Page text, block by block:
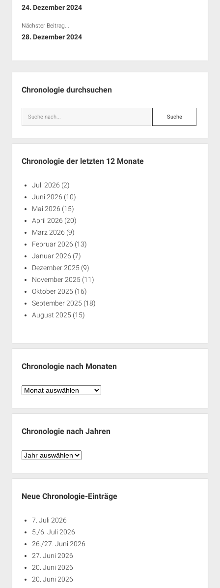
24. Dezember 2024
Nächster Beitrag...
28. Dezember 2024
Chronologie durchsuchen
Suche
Chronologie der letzten 12 Monate
Juli 2026 (2)
Juni 2026 (10)
Mai 2026 (15)
April 2026 (20)
März 2026 (9)
Februar 2026 (13)
Januar 2026 (7)
Dezember 2025 (9)
November 2025 (11)
Oktober 2025 (16)
September 2025 (18)
August 2025 (15)
Chronologie nach Monaten
Chronologie
Monaten
Chronologie nach Jahren
Chronologie
Jahren
Neue Chronologie-Einträge
7. Juli 2026
5./6. Juli 2026
26./27. Juni 2026
27. Juni 2026
20. Juni 2026
20. Juni 2026